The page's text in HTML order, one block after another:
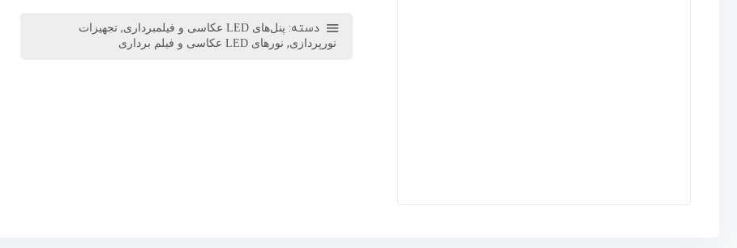
دسته: پنل‌های LED عکاسی و فیلمبرداری , تجهیزات
نورپردازی, نورهای LED عکاسی و فیلم برداری